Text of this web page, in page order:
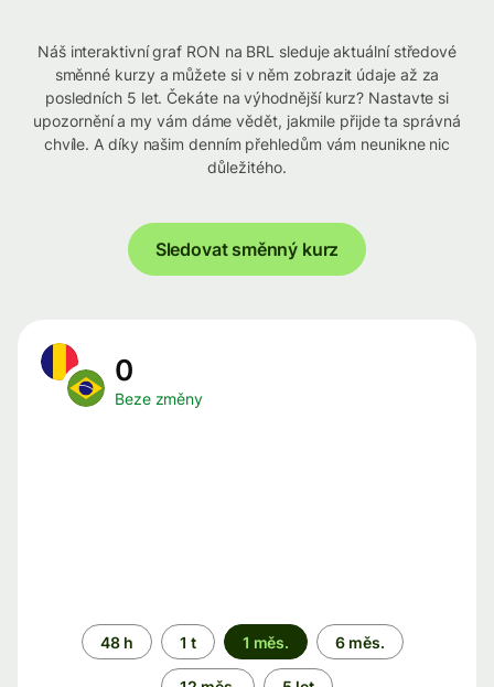
Náš interaktivní graf RON na BRL sleduje aktuální středové
směnné kurzy a můžete si v něm zobrazit údaje až za
posledních 5 let. Čekáte na výhodnější kurz? Nastavte si
upozornění a my vám dáme vědět, jakmile přijde ta správná
chvíle. A díky našim denním přehledům vám neunikne nic
důležitého.
Sledovat směnný kurz
0
Beze změny
Časové
období
48 h 1 t 1 měs. 6 měs.